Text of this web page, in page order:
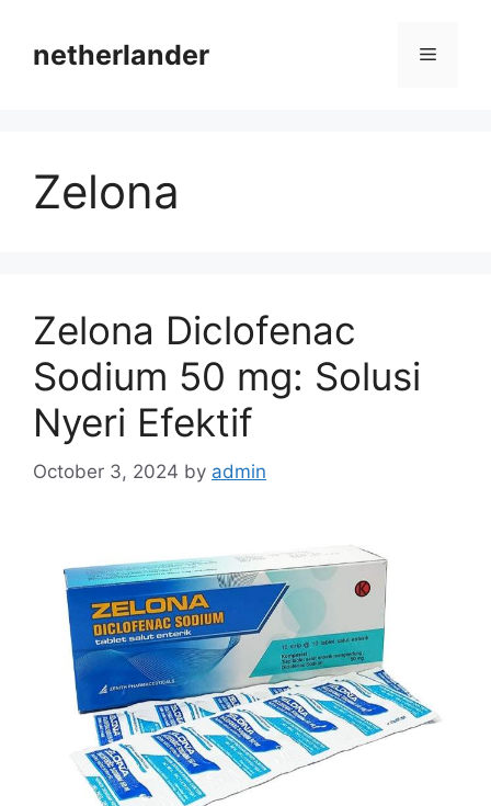
contentnetherlander Menu
Zelona
Zelona Diclofenac
Sodium 50 mg: Solusi
Nyeri Efektif
October 3, 2024 by admin